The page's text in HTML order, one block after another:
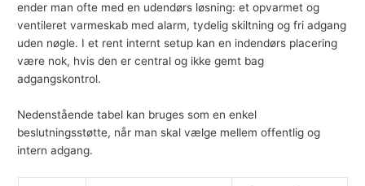
ender man ofte med en udendørs løsning: et opvarmet og
ventileret varmeskab med alarm, tydelig skiltning og fri adgang
uden nøgle. I et rent internt setup kan en indendørs placering
være nok, hvis den er central og ikke gemt bag
adgangskontrol.
Nedenstående tabel kan bruges som en enkel
beslutningsstøtte, når man skal vælge mellem offentlig og
intern adgang.